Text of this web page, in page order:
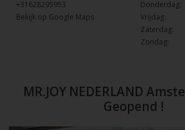
+31628295953
Bekijk op Google Maps
Donderdag:
Vrijdag:
Zaterdag:
Zondag:
MR.JOY NEDERLAND
Geopend !